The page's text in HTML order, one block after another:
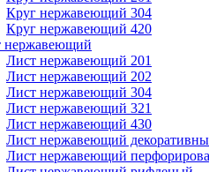
Круг нержавеющий 304
Круг нержавеющий 420
нержавеющий
Лист нержавеющий 201
Лист нержавеющий 202
Лист нержавеющий 304
Лист нержавеющий 321
Лист нержавеющий 430
Лист нержавеющий
Лист нержавеющий